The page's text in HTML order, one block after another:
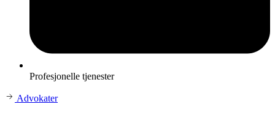
Profesjonelle tjenester
Advokater